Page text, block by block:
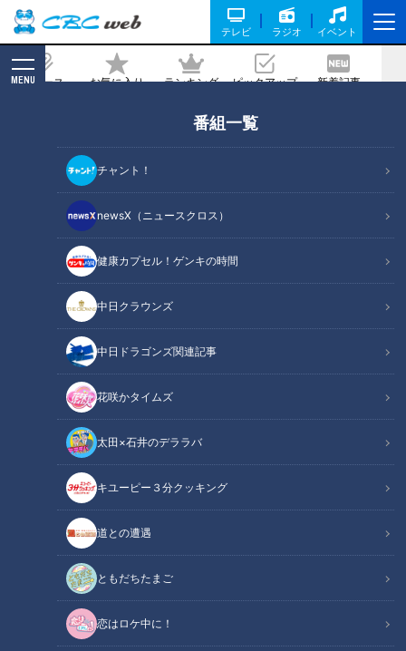
テレビ ラジオ イベント
ニュース お気に入り ランキング ピックアップ 新着記事
MENU
番組一覧
チャント！
newsX（ニュースクロス）
健康カプセル！ゲンキの時間
中日クラウンズ
中日ドラゴンズ関連記事
花咲かタイムズ
太田×石井のデララバ
キユーピー３分クッキング
道との遭遇
ともだちたまご
恋はロケ中に！
代五種』U19日本代表の高校生にマヂラ
ブが出会った！
記事に戻る
CBCテレビ『チャント！』マヂ学校に向かいます
この記事の画像（全9枚）